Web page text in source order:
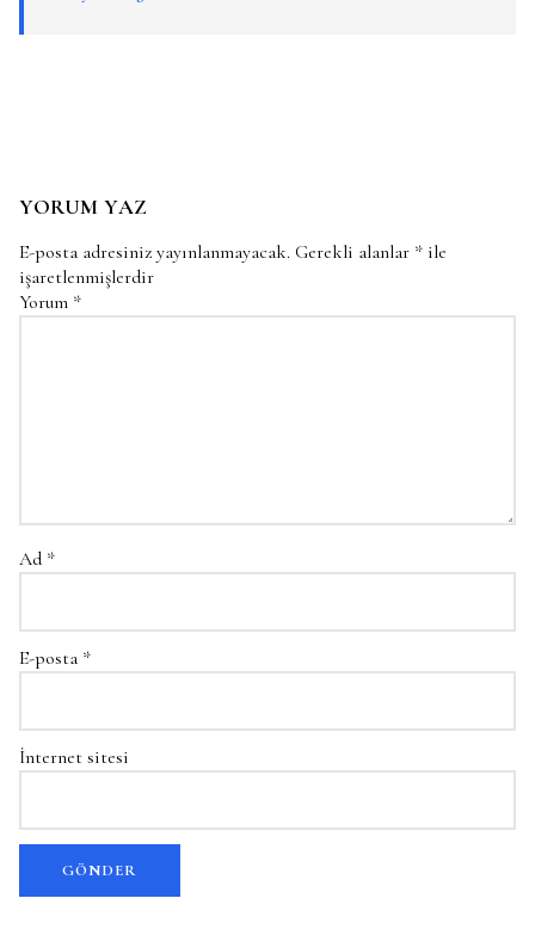
YORUM YAZ
E-posta adresiniz yayınlanmayacak. Gerekli alanlar * ile
işaretlenmişlerdir
Yorum *
Ad *
E-posta *
İnternet sitesi